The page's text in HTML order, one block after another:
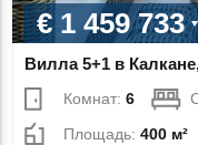
€ 1 459 733
Вилла 5+1 в
Комнат:6
Площадь:400 м²